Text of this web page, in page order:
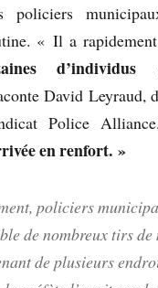
« Il a rapidement
d’individus
David Leyraud,
Police
en renfort. »
policiers
de nombreux tirs
de plusieurs